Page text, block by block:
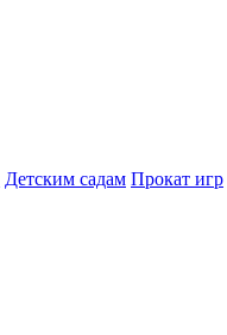
Детским садам Прокат игр